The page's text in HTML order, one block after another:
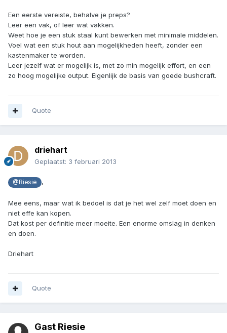
Een eerste vereiste, behalve je preps?
Leer een vak, of leer wat vakken.
Weet hoe je een stuk staal kunt bewerken met minimale middelen.
Voel wat een stuk hout aan mogelijkheden heeft, zonder een
kastenmaker te worden.
Leer jezelf wat er mogelijk is, met zo min mogelijk effort, en een
zo hoog mogelijke output. Eigenlijk de basis van goede bushcraft.
Quote
driehart
Geplaatst: 3 februari 2013
@Riesie ,
Mee eens, maar wat ik bedoel is dat je het wel zelf moet doen en
niet effe kan kopen.
Dat kost per definitie meer moeite. Een enorme omslag in denken
en doen.
Driehart
Quote
Gast Riesie